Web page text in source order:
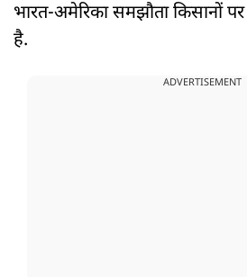
भारत-अमेरिका समझौता किसानों
है.
ADVERTISEMENT